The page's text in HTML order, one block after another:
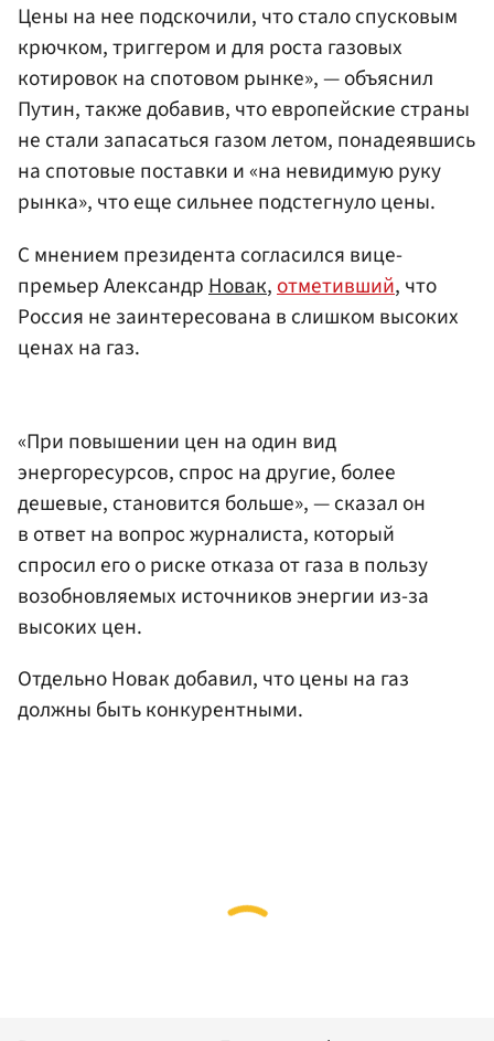
Цены на нее подскочили, что стало спусковым
крючком, триггером и для роста газовых
котировок на спотовом рынке», — объяснил
Путин, также добавив, что европейские страны
не стали запасаться газом летом, понадеявшись
на спотовые поставки и «на невидимую руку
рынка», что еще сильнее подстегнуло цены.
С мнением президента согласился вице-
премьер Александр Новак, отметивший, что
Россия не заинтересована в слишком высоких
ценах на газ.
«При повышении цен на один вид
энергоресурсов, спрос на другие, более
дешевые, становится больше», — сказал он
в ответ на вопрос журналиста, который
спросил его о риске отказа от газа в пользу
возобновляемых источников энергии из-за
высоких цен.
Отдельно Новак добавил, что цены на газ
должны быть конкурентными.